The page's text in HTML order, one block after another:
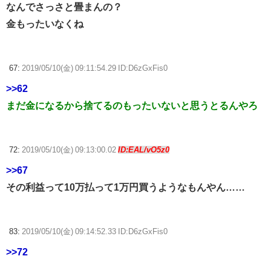
なんでさっさと畳まんの？
金もったいなくね
67: 2019/05/10(金) 09:11:54.29 ID:D6zGxFis0
>>62
まだ金になるから捨てるのもったいないと思うとるんやろ
72: 2019/05/10(金) 09:13:00.02 ID:EAL/vO5z0
>>67
その利益って10万払って1万円買うようなもんやん……
83: 2019/05/10(金) 09:14:52.33 ID:D6zGxFis0
>>72